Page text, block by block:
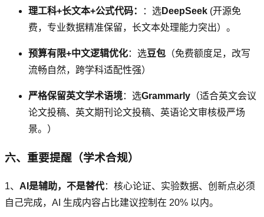
理工科+长文本+公式代码： ：选DeepSeek (开源免
费，专业数据精准保留，长文本处理能力突出）。
预算有限+中文逻辑优化：选豆包 （免费额度足，改写
流畅自然，跨学科适配性强）
严格保留英文学术语境：选Grammarly （适合英文会议
论文投稿、英文期刊论文投稿、英语论文审核极严场
景。）
六、重要提醒（学术合规）
1、 AI是辅助，不是替代：核心论证、实验数据、创新点必须
自己完成，AI 生成内容占比建议控制在 20% 以内。